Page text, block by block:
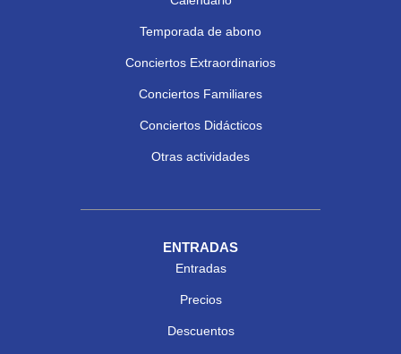
Temporada de abono
Conciertos Extraordinarios
Conciertos Familiares
Conciertos Didácticos
Otras actividades
ENTRADAS
Entradas
Precios
Descuentos